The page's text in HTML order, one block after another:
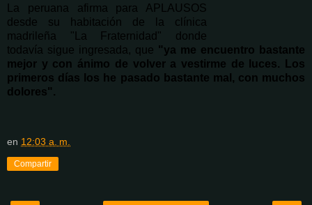
La peruana afirma para APLAUSOS
desde su habitación de la clínica
madrileña "La Fraternidad" donde
todavía sigue ingresada, que "ya me encuentro bastante
mejor y con ánimo de volver a vestirme de luces. Los
primeros días los he pasado bastante mal, con muchos
dolores".
en 12:03 a. m.
Compartir